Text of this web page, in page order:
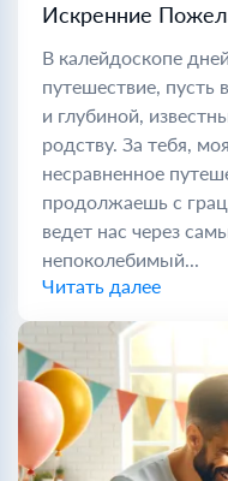
Искренние
В калейдоскопе
путешествие,
и глубиной,
родству. За тебя,
несравненное
продолжаешь с
ведет нас через
непоколебимый...
Читать далее